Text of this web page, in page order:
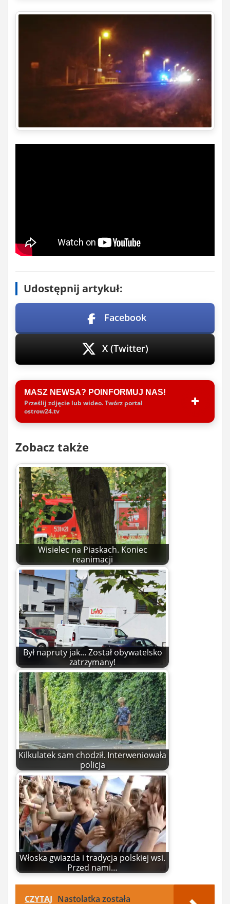
Udostępnij artykuł:
Facebook
X (Twitter)
MASZ NEWSA? POINFORMUJ NAS!
Prześlij zdjęcie lub wideo. Twórz portal
ostrow24.tv
Zobacz także
Wisielec na Piaskach. Koniec
reanimacji
Był napruty jak... Został obywatelsko
zatrzymany!
Kilkulatek sam chodził. Interweniowała
policja
Włoska gwiazda i tradycja polskiej wsi.
Przed nami…
CZYTAJ Nastolatka została